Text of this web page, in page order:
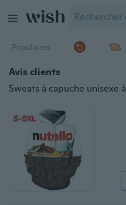
Populaires
Avis clients